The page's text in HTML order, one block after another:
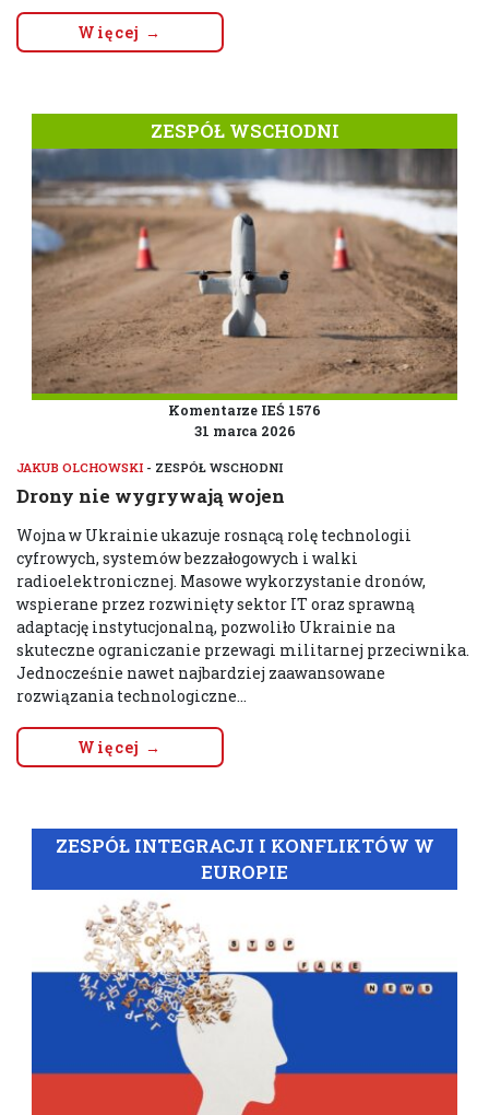
Więcej →
ZESPÓŁ WSCHODNI
Komentarze IEŚ 1576
31 marca 2026
JAKUB OLCHOWSKI - ZESPÓŁ WSCHODNI
Drony nie wygrywają wojen
Wojna w Ukrainie ukazuje rosnącą rolę technologii
cyfrowych, systemów bezzałogowych i walki
radioelektronicznej. Masowe wykorzystanie dronów,
wspierane przez rozwinięty sektor IT oraz sprawną
adaptację instytucjonalną, pozwoliło Ukrainie na
skuteczne ograniczanie przewagi militarnej przeciwnika.
Jednocześnie nawet najbardziej zaawansowane
rozwiązania technologiczne...
Więcej →
ZESPÓŁ INTEGRACJI I KONFLIKTÓW W
EUROPIE